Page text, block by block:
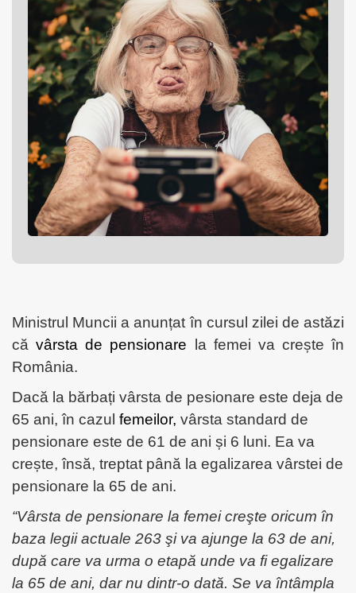
Ministrul Muncii a anunțat în cursul zilei de astăzi
căvârsta de pensionare la femei va crește în
România.
Dacă la bărbați vârsta de pesionare este deja de
65 ani, în cazul femeilor, vârsta standard de
pensionare este de 61 de ani și 6 luni. Ea va
crește, însă, treptat până la egalizarea vârstei de
pensionare la 65 de ani.
“Vârsta de pensionare la femeicreşte oricum în
baza legii actuale 263 şi va ajunge la 63 de ani,
după care va urma o etapă unde va fi egalizare
la 65 de ani, dar nu dintr-o dată. Se va întâmpla